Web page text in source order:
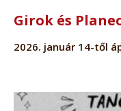
Girok és
2026. január 14-től